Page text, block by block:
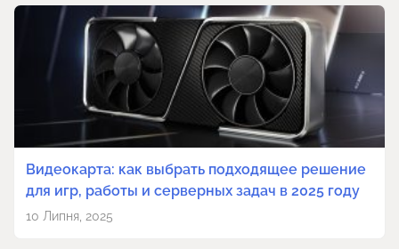
Видеокарта: как выбрать подходящее решение
для игр, работы и серверных задач в 2025 году
10 Липня, 2025